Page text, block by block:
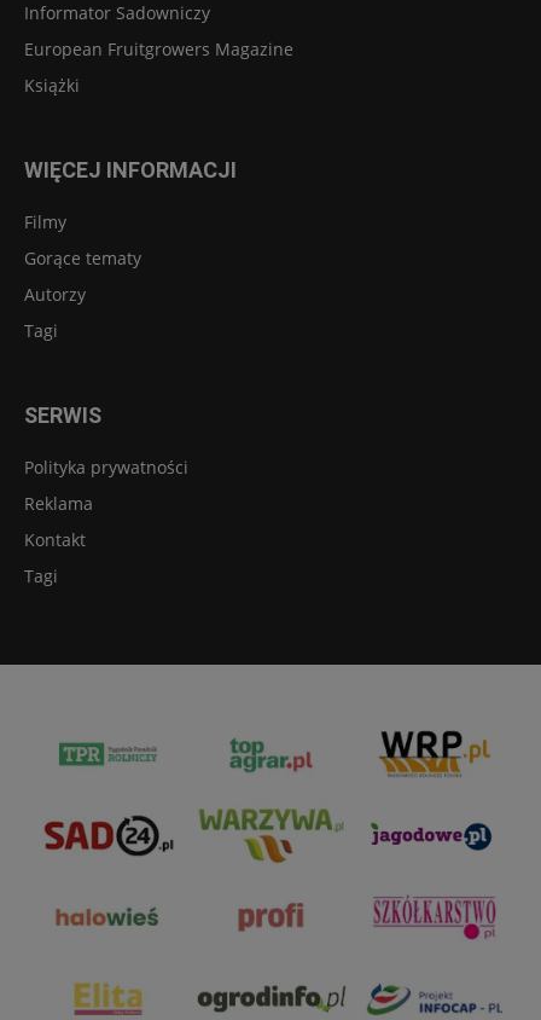
Informator Sadowniczy
European Fruitgrowers Magazine
Książki
WIĘCEJ INFORMACJI
Filmy
Gorące tematy
Autorzy
Tagi
SERWIS
Polityka prywatności
Reklama
Kontakt
Tagi